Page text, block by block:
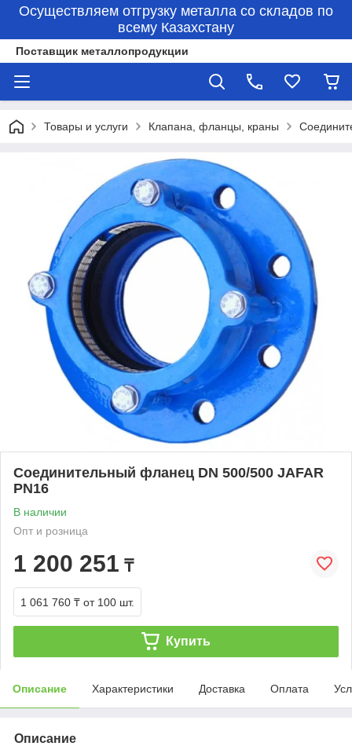
Осуществляем отгрузку металла со складов по
всему Казахстану
Поставщик металлопродукции
Товары и услуги Клапана, фланцы, краны
Соединительный фланец DN 500/500 JAFAR
PN16
В наличии
Опт и розница
1 200 251 ₸
1 061 760 ₸ от 100 шт.
Купить
Описание Характеристики Доставка Оплата
Описание